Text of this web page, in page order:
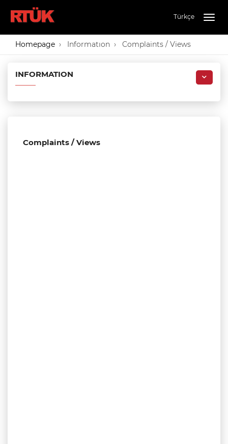
Türkçe
Homepage Informatıon Complaints / Views
INFORMATION
Complaints / Views